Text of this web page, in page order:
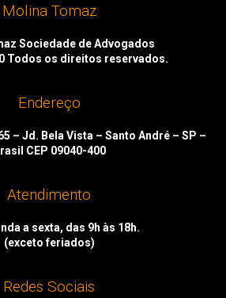
Molina Tomaz
Sociedade de Advogados
Todos os direitos reservados.
Endereço
– Jd. Bela Vista – Santo André – SP –
CEP 09040-400
Atendimento
a sexta, das 9h às 18h.
(exceto feriados)
Redes Sociais